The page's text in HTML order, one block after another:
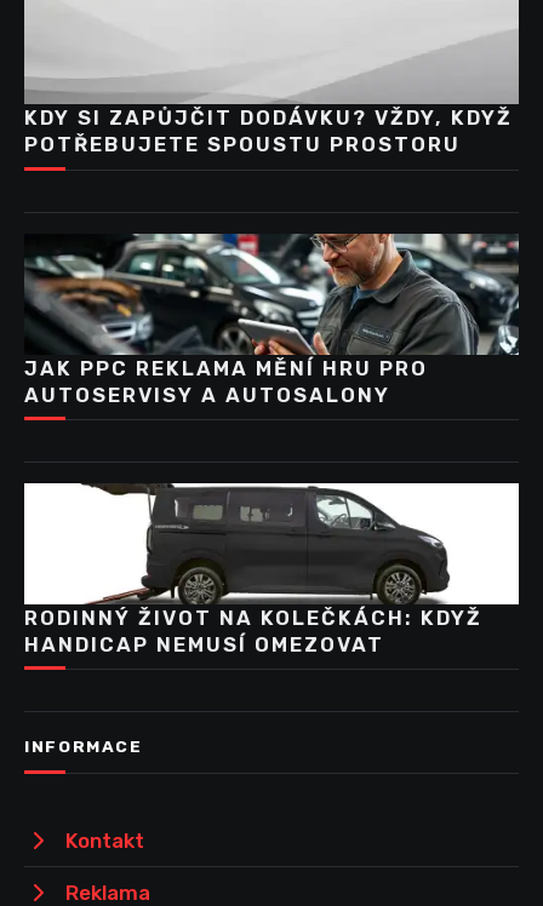
KDY SI ZAPŮJČIT DODÁVKU? VŽDY, KDYŽ
POTŘEBUJETE SPOUSTU PROSTORU
JAK PPC REKLAMA MĚNÍ HRU PRO
AUTOSERVISY A AUTOSALONY
RODINNÝ ŽIVOT NA KOLEČKÁCH: KDYŽ
HANDICAP NEMUSÍ OMEZOVAT
INFORMACE
Kontakt
Reklama